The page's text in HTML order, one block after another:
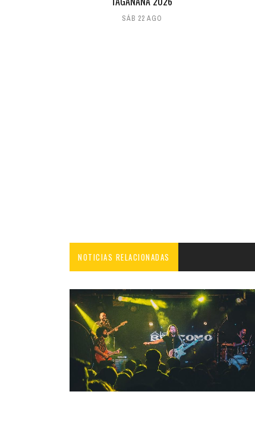
SÁB 22 AGO
NOTICIAS RELACIONADAS